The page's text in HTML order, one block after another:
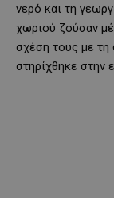
νερό και τη
χωριού ζούσαν
σχέση τους με τη
στηρίχθηκε στην